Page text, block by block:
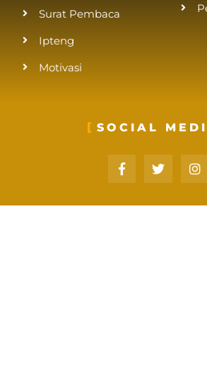
Surat Pembaca
Ipteng
Motivasi
SOCIAL